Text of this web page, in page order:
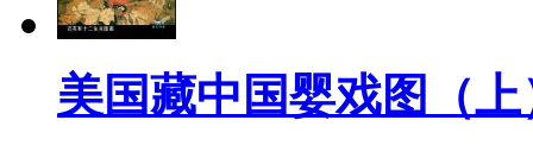
美国藏中国婴戏图（上